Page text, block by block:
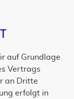
auf Grundlage
Vertrags
an Dritte
erfolgt in